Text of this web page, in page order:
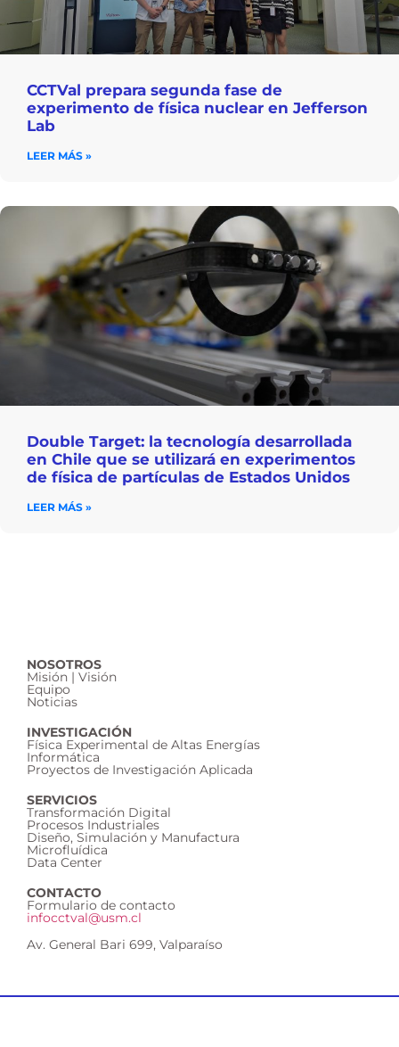
CCTVal prepara segunda fase de
experimento de física nuclear en Jefferson
Lab
LEER MÁS »
Double Target: la tecnología desarrollada
en Chile que se utilizará en experimentos
de física de partículas de Estados Unidos
LEER MÁS »
NOSOTROS
Misión | Visión
Equipo
Noticias
INVESTIGACIÓN
Física Experimental de Altas Energías
Informática
Proyectos de Investigación Aplicada
SERVICIOS
Transformación Digital
Procesos Industriales
Diseño, Simulación y Manufactura
Microfluídica
Data Center
CONTACTO
Formulario de contacto
infocctval@usm.cl
Av. General Bari 699, Valparaíso